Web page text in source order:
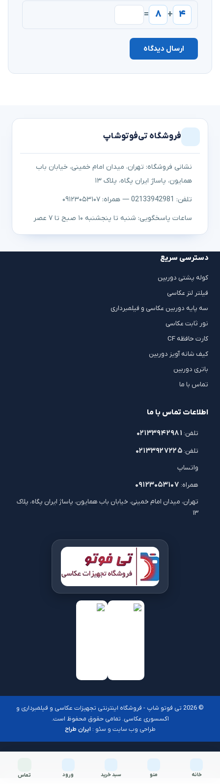
۴ + ۸ =
ارسال دیدگاه
فروشگاه تی‌فوتوشاپ
نشانی فروشگاه: تهران، میدان امام خمینی، خیابان باب
همایون، پاساژ ایران پگاه، پلاک ۱۳
تلفن: 02133942981 — همراه: ۰۹۱۲۳۰۵۳۱۰۷
ساعات پاسخگویی: شنبه تا پنجشنبه ۱۰ صبح تا ۷ عصر
دسترسی سریع
کوله پشتی دوربین
فیلتر لنز عکاسی
سه پایه دوربین عکاسی و فیلمبرداری
نور ثابت عکاسی
کارت حافظه CF
کیف شانه آویز دوربین
باتری دوربین
تماس با ما
اطلاعات تماس با ما
تلفن: ۰۲۱۳۳۹۴۲۹۸۱
تلفن: ۰۲۱۳۳۹۲۷۲۲۵
واتساپ
همراه: ۰۹۱۲۳۰۵۳۱۰۷
تهران، میدان امام خمینی، خیابان باب همایون، پاساژ ایران پگاه، پلاک
۱۳
© 2026 تی فوتو شاپ - فروشگاه اینترنتی تجهیزات عکاسی و فیلمبرداری و
اکسسوری عکاسی. تمامی حقوق محفوظ است.
طراحی وب سایت و سئو : ایران طراح
خانه منو سبد خرید ورود تماس